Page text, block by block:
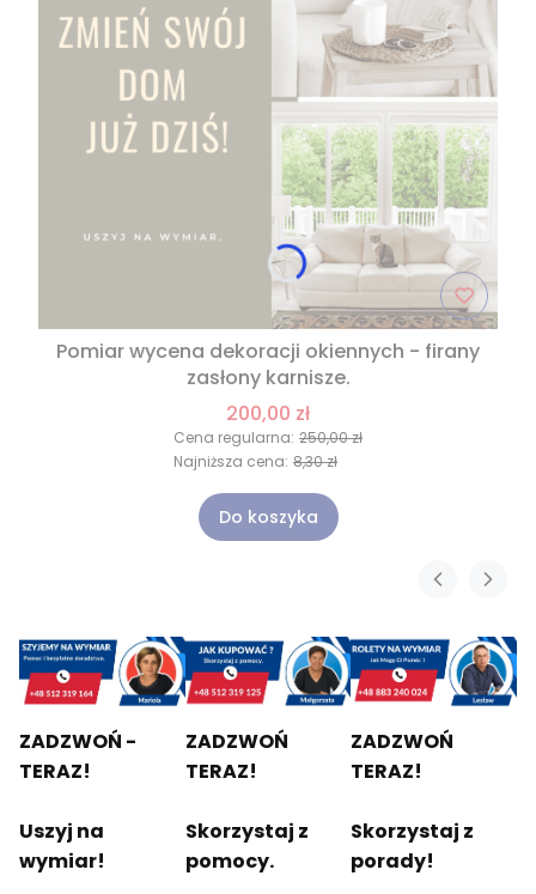
Pomiar wycena dekoracji okiennych - firany
zasłony karnisze.
200,00 zł
Cena regularna: 250,00 zł
Najniższa cena: 8,30 zł
Do koszyka
ZADZWOŃ -
TERAZ!
Uszyj na
wymiar!
ZADZWOŃ
TERAZ!
Skorzystaj z
pomocy.
ZADZWOŃ
TERAZ!
Skorzystaj z
porady!